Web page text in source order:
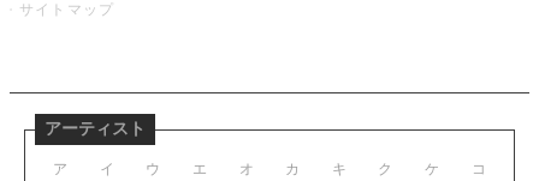
サイトマップ
アーティスト
ア イ ウ エ オ カ キ ク ケ コ